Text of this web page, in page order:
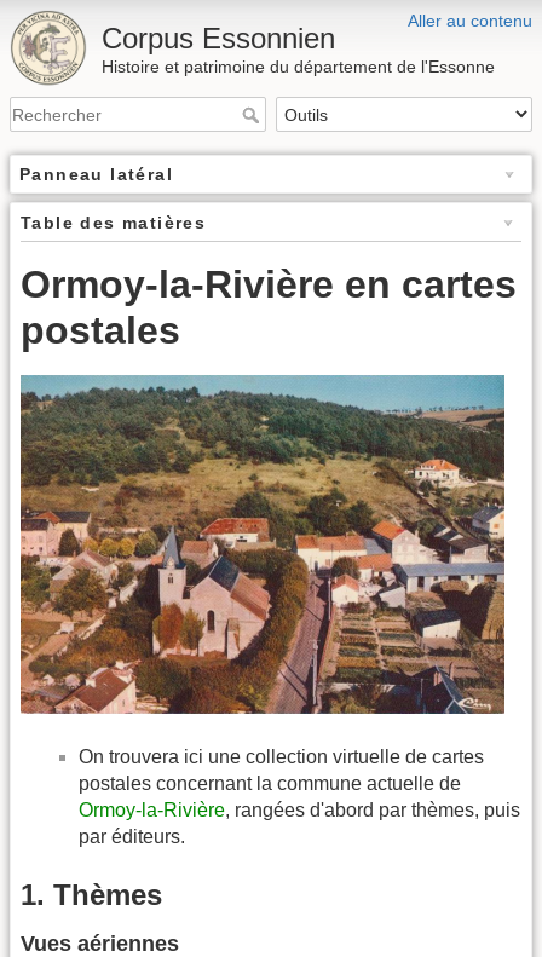
Aller au contenu
Corpus Essonnien
Histoire et patrimoine du département de l'Essonne
Panneau latéral
Table des matières
Ormoy-la-Rivière en cartes
postales
On trouvera ici une collection virtuelle de cartes
postales concernant la commune actuelle de
Ormoy-la-Rivière, rangées d'abord par thèmes, puis
par éditeurs.
1. Thèmes
Vues aériennes